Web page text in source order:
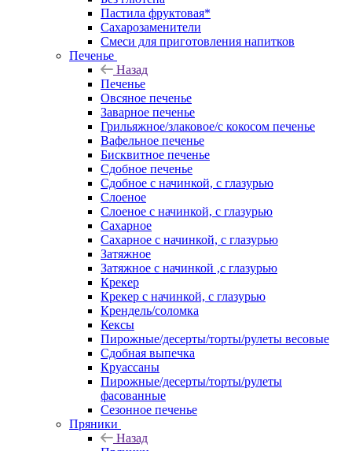
Пастила фруктовая*
Сахарозаменители
Смеси для приготовления напитков
Печенье
Назад
Печенье
Овсяное печенье
Заварное печенье
Грильяжное/злаковое/с кокосом печенье
Вафельное печенье
Бисквитное печенье
Сдобное печенье
Сдобное с начинкой, с глазурью
Слоеное
Слоеное с начинкой, с глазурью
Сахарное
Сахарное с начинкой, с глазурью
Затяжное
Затяжное с начинкой ,с глазурью
Крекер
Крекер с начинкой, с глазурью
Крендель/соломка
Кексы
Пирожные/десерты/торты/рулеты весовые
Сдобная выпечка
Круассаны
Пирожные/десерты/торты/рулеты
фасованные
Сезонное печенье
Пряники
Назад